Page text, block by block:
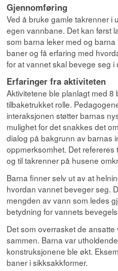
Gjennomføring
Ved å bruke gamle takrenner i
egen vannbane. Det kan først
som barna leker med og
baner og få erfaring med
for at vannet skal bevege seg i
Erfaringer fra aktiviteten
Aktivitetene ble planlagt med
tilbaketrukket rolle.
interaksjonen støtter barnas
mulighet for det snakkes det
dialog på bakgrunn av barnas
oppmerksomhet. Det refereres
og til takrenner på husene
Barna finner selv ut av at
hvordan vannet beveger seg.
mengden av vann som ledes
betydning for vannets
Det som overrasket de
sammen. Barna var
konstruksjonene ble økt.
baner i sikksakkformer.